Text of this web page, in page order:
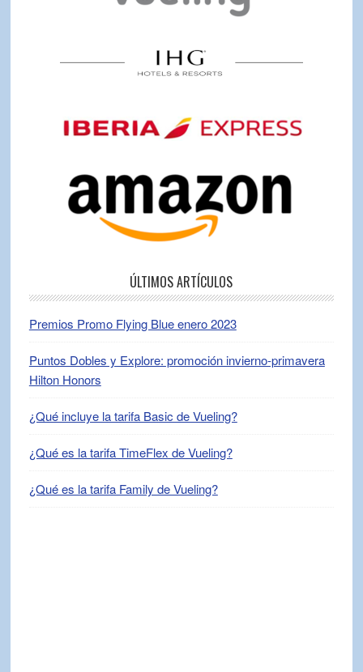
ÚLTIMOS ARTÍCULOS
Premios Promo Flying Blue enero 2023
Puntos Dobles y Explore: promoción invierno-primavera
Hilton Honors
¿Qué incluye la tarifa Basic de Vueling?
¿Qué es la tarifa TimeFlex de Vueling?
¿Qué es la tarifa Family de Vueling?